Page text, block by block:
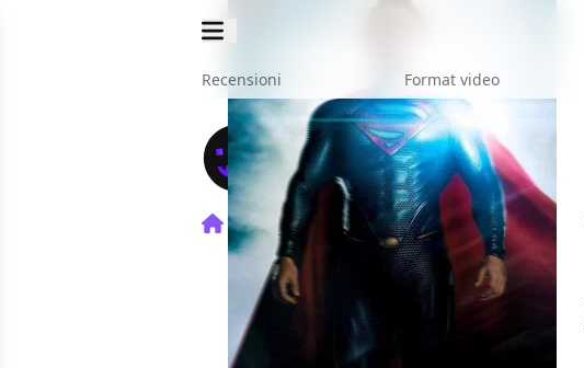
Recensioni Format video
Home Film L'Uomo d'Acciaio